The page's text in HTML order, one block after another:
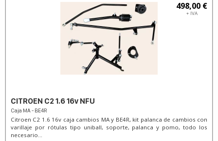
498,00 €
+ IVA
CITROEN C2 1.6 16v NFU
Caja MA - BE4R
Citroen C2 1.6 16v caja cambios MA y BE4R, kit palanca de cambios con
varillaje por rótulas tipo uniball, soporte, palanca y pomo, todo los
necesario...